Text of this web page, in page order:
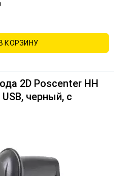
В КОРЗИНУ
2D Poscenter HH
USB, черный, с